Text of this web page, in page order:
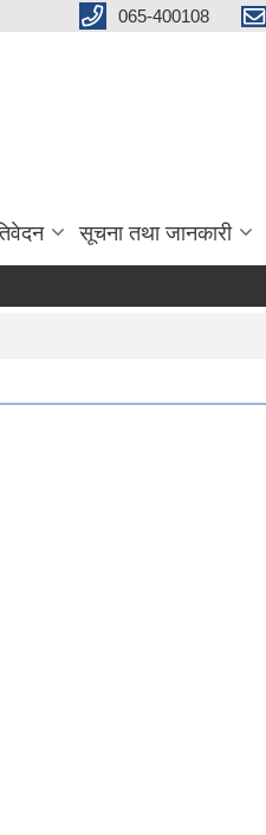
065-400108
सूचना तथा जानकारी